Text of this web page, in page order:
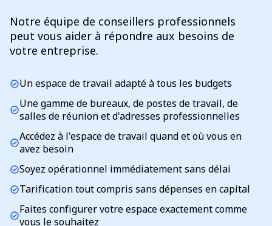
Notre équipe de conseillers professionnels
peut vous aider à répondre aux besoins de
votre entreprise.
check_circleUn espace de travail adapté à tous les budgets
check_circleUne gamme de bureaux, de postes de travail, de
salles de réunion et d'adresses professionnelles
check_circleAccédez à l'espace de travail quand et où vous en
avez besoin
check_circleSoyez opérationnel immédiatement sans délai
check_circleTarification tout compris sans dépenses en capital
check_circleFaites configurer votre espace exactement comme
vous le souhaitez